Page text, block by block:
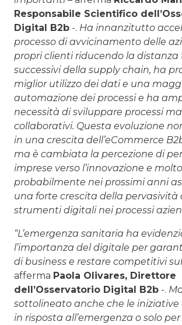
Responsabile Scientifico
Digital B2b -. Ha innanzitutto
processo di avvicinamento delle
propri clienti riducendo la distanza
successivi della supply chain, ha
miglior utilizzo dei dati e una
automazione dei processi e ha
necessità di sviluppare processi
collaborativi. Questa evoluzione
in una crescita dell’eCommerce
ma è cambiata la percezione di
imprese verso l’innovazione e molto
probabilmente nei prossimi anni
una forte crescita della pervasività
strumenti digitali nei processi
“L’emergenza sanitaria ha
l’importanza del digitale per
di business e restare competitivi
afferma Paola Olivares, Direttore
dell’Osservatorio Digital B2b -.
sottolineato anche che le iniziative
in risposta all’emergenza o solo